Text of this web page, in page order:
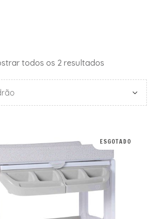
todos os 2 resultados
ESGOTADO